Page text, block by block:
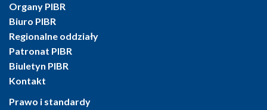
Organy PIBR
Biuro PIBR
Regionalne oddziały
Patronat PIBR
Biuletyn PIBR
Kontakt
Prawo i standardy